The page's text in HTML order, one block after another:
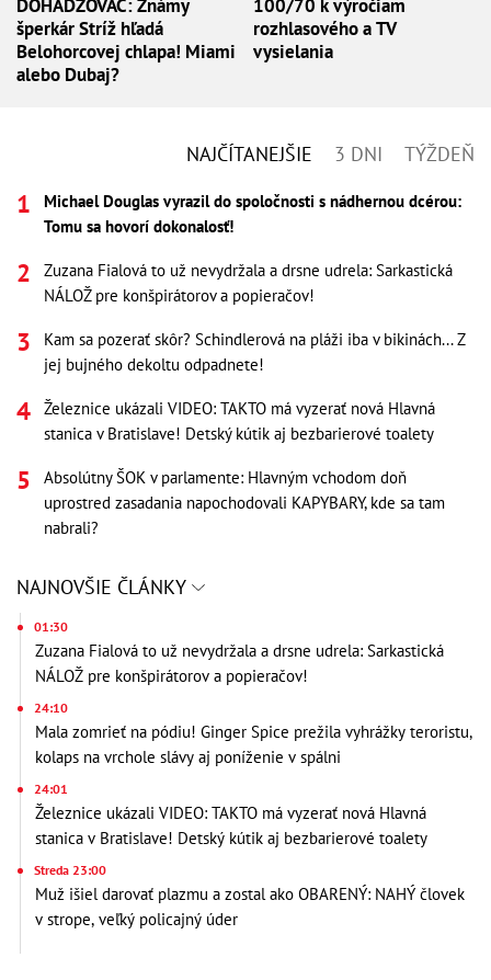
DOHADZOVAČ: Známy
šperkár Stríž hľadá
Belohorcovej chlapa! Miami
alebo Dubaj?
100/70 k výročiam
rozhlasového a TV
vysielania
NAJČÍTANEJŠIE 3 DNI TÝŽDEŇ
Michael Douglas vyrazil do spoločnosti s nádhernou dcérou:
Tomu sa hovorí dokonalosť!
Zuzana Fialová to už nevydržala a drsne udrela: Sarkastická
NÁLOŽ pre konšpirátorov a popieračov!
Kam sa pozerať skôr? Schindlerová na pláži iba v bikinách... Z
jej bujného dekoltu odpadnete!
Železnice ukázali VIDEO: TAKTO má vyzerať nová Hlavná
stanica v Bratislave! Detský kútik aj bezbarierové toalety
Absolútny ŠOK v parlamente: Hlavným vchodom doň
uprostred zasadania napochodovali KAPYBARY, kde sa tam
nabrali?
NAJNOVŠIE ČLÁNKY
01:30
Zuzana Fialová to už nevydržala a drsne udrela: Sarkastická
NÁLOŽ pre konšpirátorov a popieračov!
24:10
Mala zomrieť na pódiu! Ginger Spice prežila vyhrážky teroristu,
kolaps na vrchole slávy aj poníženie v spálni
24:01
Železnice ukázali VIDEO: TAKTO má vyzerať nová Hlavná
stanica v Bratislave! Detský kútik aj bezbarierové toalety
Streda 23:00
Muž išiel darovať plazmu a zostal ako OBARENÝ: NAHÝ človek
v strope, veľký policajný úder